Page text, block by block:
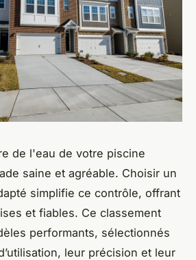
de l'eau de votre piscine
saine et agréable. Choisir un
simplifie ce contrôle, offrant
et fiables. Ce classement
performants, sélectionnés
leur précision et leur